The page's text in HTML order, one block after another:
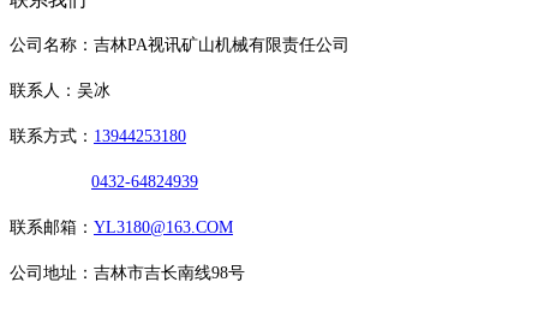
公司名称：吉林PA视讯矿山机械有限责任公司
联系人：吴冰
联系方式： 13944253180
0432-64824939
联系邮箱： YL3180@163.COM
公司地址：吉林市吉长南线98号